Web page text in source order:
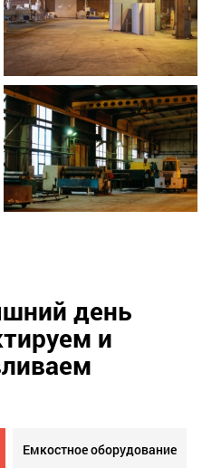
день
и
Емкостное оборудование